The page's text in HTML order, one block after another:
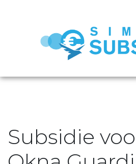
Subsidie